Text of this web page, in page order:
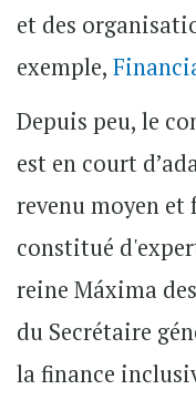
et des
exemple,
Depuis peu, le
est en court
revenu moyen
constitué
reine Máxima
du Secrétaire
la finance